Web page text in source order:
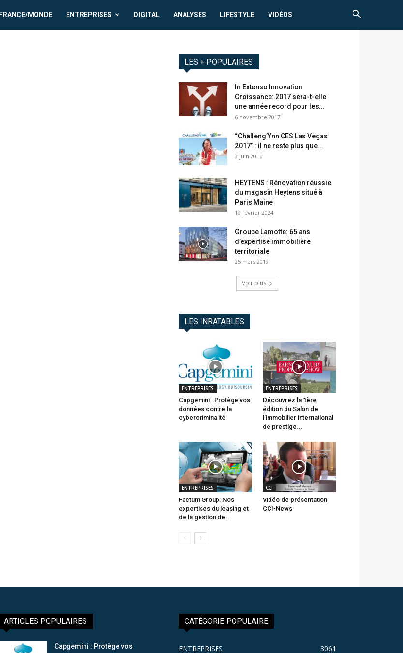
FRANCE/MONDE ENTREPRISES DIGITAL ANALYSES LIFESTYLE VIDÉOS
LES + POPULAIRES
In Extenso Innovation
Croissance: 2017 sera-t-elle
une année record pour les...
6 novembre 2017
“Challeng’Ynn CES Las Vegas
2017” : il ne reste plus que...
3 juin 2016
HEYTENS : Rénovation réussie
du magasin Heytens situé à
Paris Maine
19 février 2024
Groupe Lamotte: 65 ans
d’expertise immobilière
territoriale
25 mars 2019
Voir plus
LES INRATABLES
ENTREPRISES
Capgemini : Protège vos
données contre la
cybercriminalité
ENTREPRISES
Découvrez la 1ère
édition du Salon de
l’immobilier international
de prestige...
ENTREPRISES
Factum Group: Nos
expertises du leasing et
de la gestion de...
CCI
Vidéo de présentation
CCI-News
ARTICLES POPULAIRES
Capgemini : Protège vos
CATÉGORIE POPULAIRE
ENTREPRISES 3061